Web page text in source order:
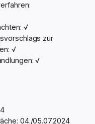
√
zur
√
√
04./05.07.2024